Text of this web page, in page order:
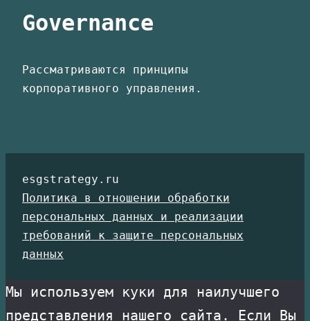
Governance
Рассматриваются принципы
корпоративного управления.
esgstrategy.ru
Политика в отношении обработки
персональных данных и реализации
требований к защите персональных
данных
Мы используем куки для наилучшего
представления нашего сайта. Если Вы